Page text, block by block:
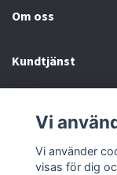
Om oss
Kundtjänst
Sociala medier
Vi
Vi använder
visas för dig